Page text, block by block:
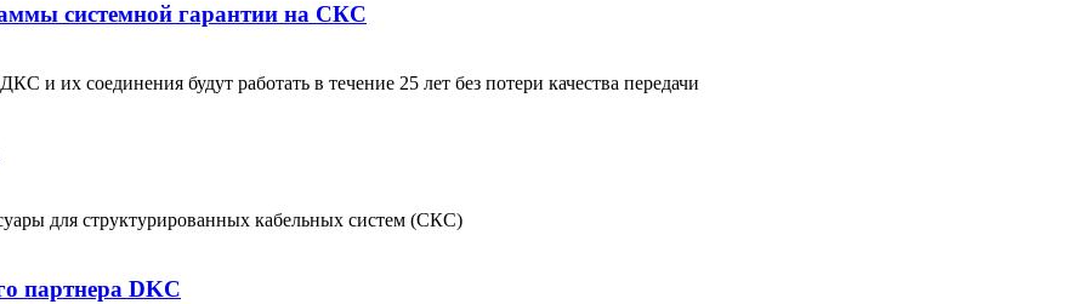
системной гарантии на СКС
и их соединения будут работать в течение 25 лет без потери качества передачи
для структурированных кабельных систем (СКС)
партнера DKC